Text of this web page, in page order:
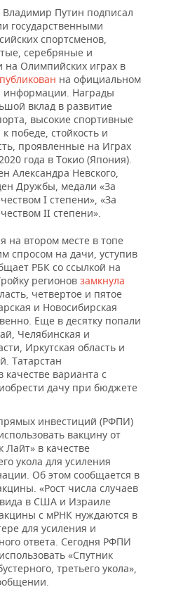
Владимир Путин подписал
государственными
спортсменов,
серебряные и
на Олимпийских играх в
на официальном
информации. Награды
вклад в развитие
высокие спортивные
победе, стойкость и
проявленные на Играх
года в Токио (Япония).
Александра Невского,
Дружбы, медали «За
I степени», «За
II степени».
на втором месте в топе
спросом на дачи, уступив
РБК со ссылкой на
регионов замкнула
четвертое и пятое
и Новосибирская
Еще в десятку попали
Челябинская и
Иркутская область и
Татарстан
качестве варианта с
дачу при бюджете
инвестиций (РФПИ)
вакцину от
Лайт» в качестве
укола для усиления
Об этом сообщается в
«Рост числа случаев
в США и Израиле
с мРНК нуждаются в
для усиления и
ответа. Сегодня РФПИ
«Спутник
третьего укола»,